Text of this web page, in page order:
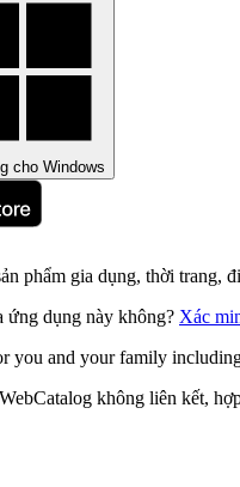
cho Windows
phẩm gia dụng, thời trang,
ứng dụng này không? Xác
you and your family
không liên kết,